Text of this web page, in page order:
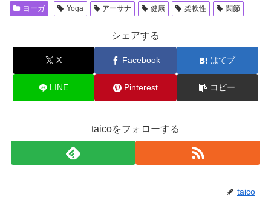
ヨーガ Yoga アーサナ 健康 柔軟性 関節
シェアする
X Facebook はてブ
LINE Pinterest コピー
taicoをフォローする
taico